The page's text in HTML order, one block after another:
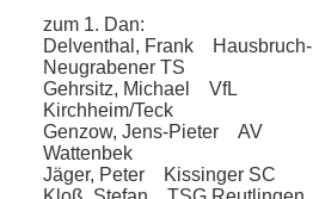
zum 1. Dan:
Delventhal, Frank Hausbruch-
Neu­grabener TS
Gehrsitz, Michael VfL
Kirchheim/Teck
Genzow, Jens-Pieter AV
Wattenbek
Jäger, Peter Kissinger SC